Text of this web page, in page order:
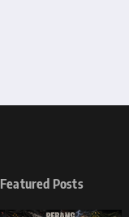
Featured Posts